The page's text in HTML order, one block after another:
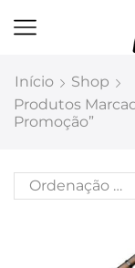
Início
Shop
Produtos
Promoção”